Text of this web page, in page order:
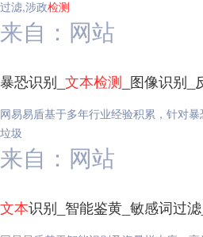
过滤,涉政检测
来自：网站
暴恐识别_ 文本检测 _图像识别
网易易盾基于多年行业经验积累，针对
垃圾
来自：网站
文本识别_智能鉴黄_敏感词过